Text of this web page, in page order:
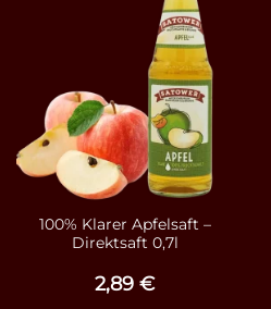
100% Klarer Apfelsaft –
Direktsaft 0,7l
2,89 €